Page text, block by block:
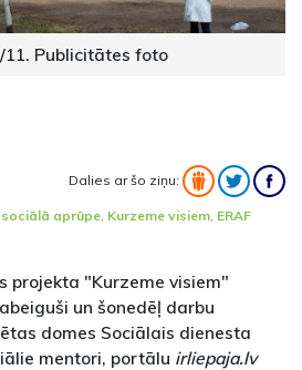
Publicitātes foto
Dalies ar šo ziņu:
sociālā aprūpe Kurzeme visiem ERAF
projekta "Kurzeme visiem"
un šonedēļ darbu
domes Sociālais dienesta
mentori, portālu irliepaja.lv